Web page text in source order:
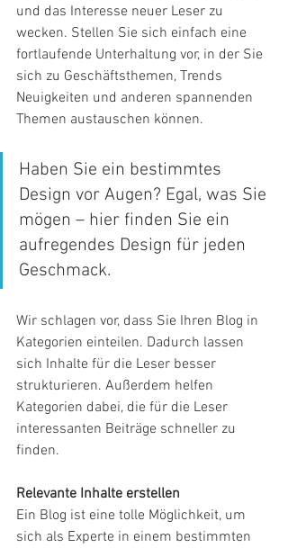
und das Interesse neuer Leser zu
wecken. Stellen Sie sich einfach eine
fortlaufende Unterhaltung vor, in der Sie
sich zu Geschäftsthemen, Trends
Neuigkeiten und anderen spannenden
Themen austauschen können.
Haben Sie ein bestimmtes
Design vor Augen? Egal, was Sie
mögen – hier finden Sie ein
aufregendes Design für jeden
Geschmack.
Wir schlagen vor, dass Sie Ihren Blog in
Kategorien einteilen. Dadurch lassen
sich Inhalte für die Leser besser
strukturieren. Außerdem helfen
Kategorien dabei, die für die Leser
interessanten Beiträge schneller zu
finden.
Relevante Inhalte erstellen
Ein Blog ist eine tolle Möglichkeit, um
sich als Experte in einem bestimmten